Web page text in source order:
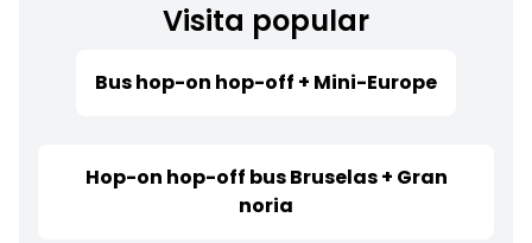
Visita popular
Bus hop-on hop-off + Mini-Europe
Hop-on hop-off bus Bruselas + Gran
noria